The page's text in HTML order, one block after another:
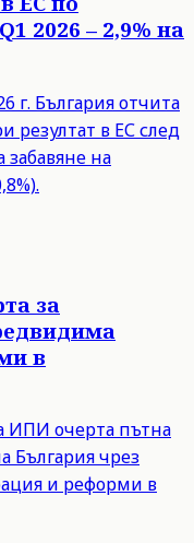
2026 – 2,9% на
г. България отчита
резултат в ЕС след
забавяне на
за
в
ИПИ очерта пътна
България чрез
и реформи в